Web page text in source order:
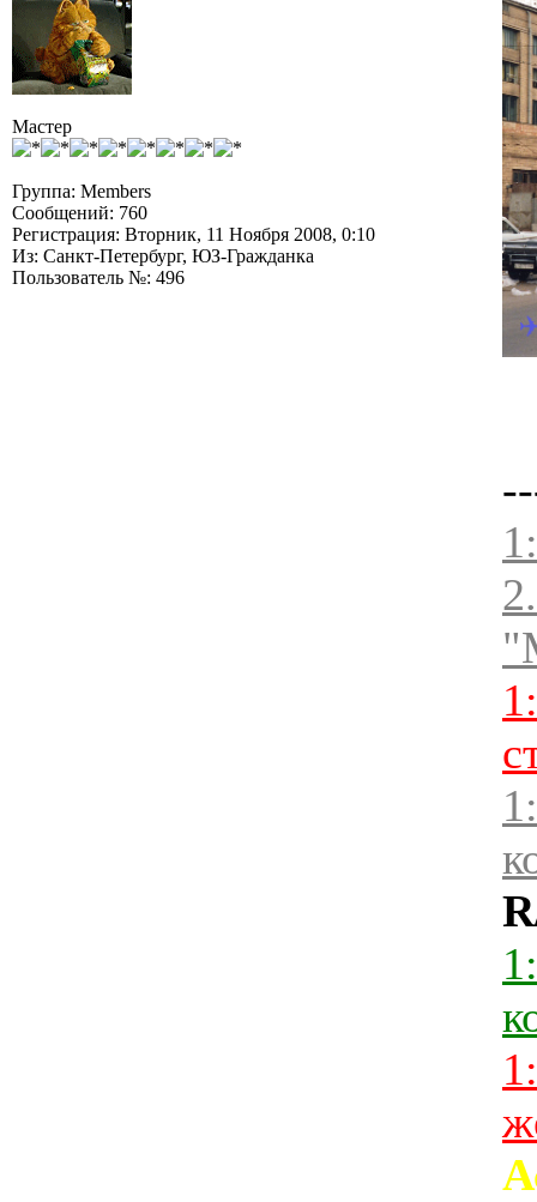
Мастер
Группа: Members
Сообщений: 760
Регистрация: Вторник, 11 Ноября 2008, 0:10
Из: Санкт-Петербург, ЮЗ-Гражданка
Пользователь №: 496